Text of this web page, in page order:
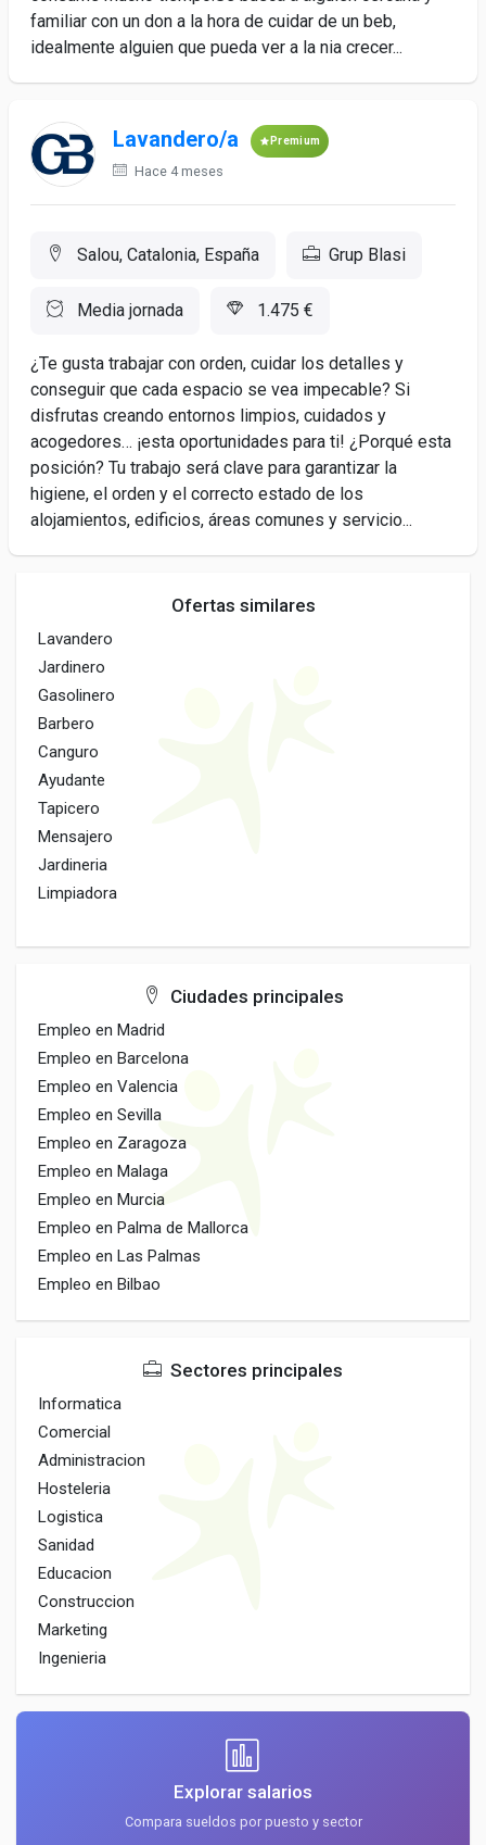
familiar con un don a la hora de cuidar de un beb,
idealmente alguien que pueda ver a la nia crecer...
Lavandero/a Premium
Hace 4 meses
Salou, Catalonia, España Grup Blasi
Media jornada 1.475 €
¿Te gusta trabajar con orden, cuidar los detalles y
conseguir que cada espacio se vea impecable? Si
disfrutas creando entornos limpios, cuidados y
acogedores… ¡esta oportunidades para ti! ¿Porqué esta
posición? Tu trabajo será clave para garantizar la
higiene, el orden y el correcto estado de los
alojamientos, edificios, áreas comunes y servicio...
Ofertas similares
Lavandero
Jardinero
Gasolinero
Barbero
Canguro
Ayudante
Tapicero
Mensajero
Jardineria
Limpiadora
Ciudades principales
Empleo en Madrid
Empleo en Barcelona
Empleo en Valencia
Empleo en Sevilla
Empleo en Zaragoza
Empleo en Malaga
Empleo en Murcia
Empleo en Palma de Mallorca
Empleo en Las Palmas
Empleo en Bilbao
Sectores principales
Informatica
Comercial
Administracion
Hosteleria
Logistica
Sanidad
Educacion
Construccion
Marketing
Ingenieria
Explorar salarios
Compara sueldos por puesto y sector